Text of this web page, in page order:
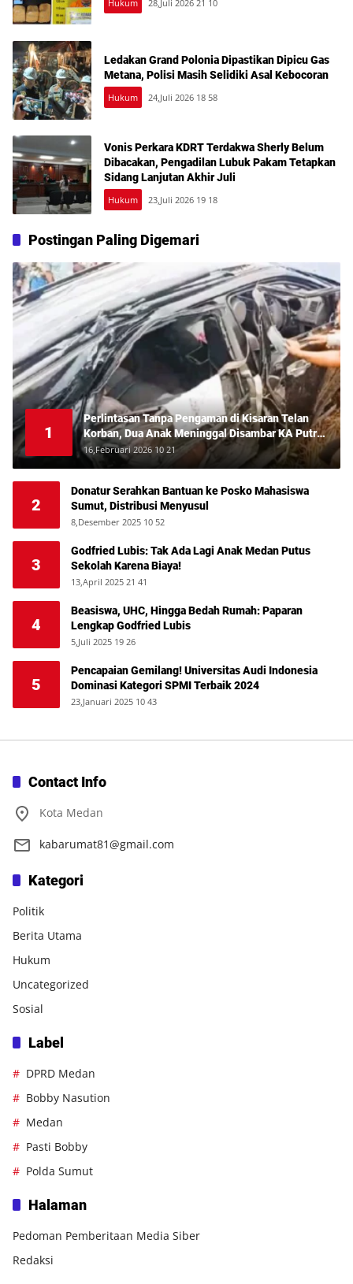
Hukum 28,Juli 2026 21 10
Ledakan Grand Polonia Dipastikan Dipicu Gas
Metana, Polisi Masih Selidiki Asal Kebocoran
Hukum 24,Juli 2026 18 58
Vonis Perkara KDRT Terdakwa Sherly Belum
Dibacakan, Pengadilan Lubuk Pakam Tetapkan
Sidang Lanjutan Akhir Juli
Hukum 23,Juli 2026 19 18
Postingan Paling Digemari
1
Perlintasan Tanpa Pengaman di Kisaran Telan
Korban, Dua Anak Meninggal Disambar KA Putri
Deli
16,Februari 2026 10 21
2
Donatur Serahkan Bantuan ke Posko Mahasiswa
Sumut, Distribusi Menyusul
8,Desember 2025 10 52
3
Godfried Lubis: Tak Ada Lagi Anak Medan Putus
Sekolah Karena Biaya!
13,April 2025 21 41
4
Beasiswa, UHC, Hingga Bedah Rumah: Paparan
Lengkap Godfried Lubis
5,Juli 2025 19 26
5
Pencapaian Gemilang! Universitas Audi Indonesia
Dominasi Kategori SPMI Terbaik 2024
23,Januari 2025 10 43
Contact Info
Kota Medan
kabarumat81@gmail.com
Kategori
Politik
Berita Utama
Hukum
Uncategorized
Sosial
Label
DPRD Medan
Bobby Nasution
Medan
Pasti Bobby
Polda Sumut
Halaman
Pedoman Pemberitaan Media Siber
Redaksi